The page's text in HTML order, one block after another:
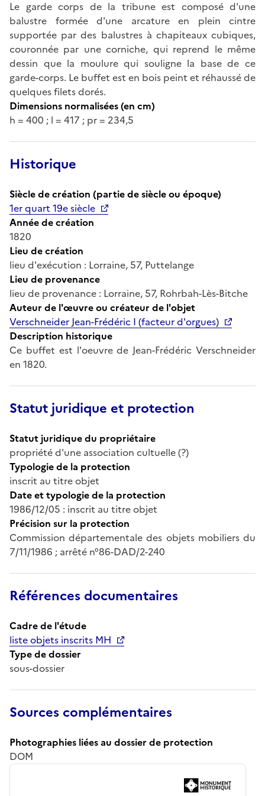
Le garde corps de la tribune est composé d'une
balustre formée d'une arcature en plein cintre
supportée par des balustres à chapiteaux cubiques,
couronnée par une corniche, qui reprend le même
dessin que la moulure qui souligne la base de ce
garde-corps. Le buffet est en bois peint et réhaussé de
quelques filets dorés.
Dimensions normalisées (en cm)
h = 400 ; l = 417 ; pr = 234,5
Historique
Siècle de création (partie de siècle ou époque)
1er quart 19e siècle
Année de création
1820
Lieu de création
lieu d'exécution : Lorraine, 57, Puttelange
Lieu de provenance
lieu de provenance : Lorraine, 57, Rohrbah-Lès-Bitche
Auteur de l'œuvre ou créateur de l'objet
Verschneider Jean-Frédéric I (facteur d'orgues)
Description historique
Ce buffet est l'oeuvre de Jean-Frédéric Verschneider
en 1820.
Statut juridique et protection
Statut juridique du propriétaire
propriété d'une association cultuelle (?)
Typologie de la protection
inscrit au titre objet
Date et typologie de la protection
1986/12/05 : inscrit au titre objet
Précision sur la protection
Commission départementale des objets mobiliers du
7/11/1986 ; arrêté n°86-DAD/2-240
Références documentaires
Cadre de l'étude
liste objets inscrits MH
Type de dossier
sous-dossier
Sources complémentaires
Photographies liées au dossier de protection
DOM